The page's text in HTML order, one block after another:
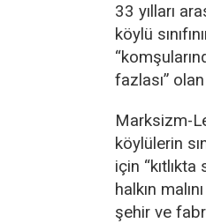
33 yılları
köylü
fazlası”
Marksizm-
köylülerin
için
halkın
şehir ve